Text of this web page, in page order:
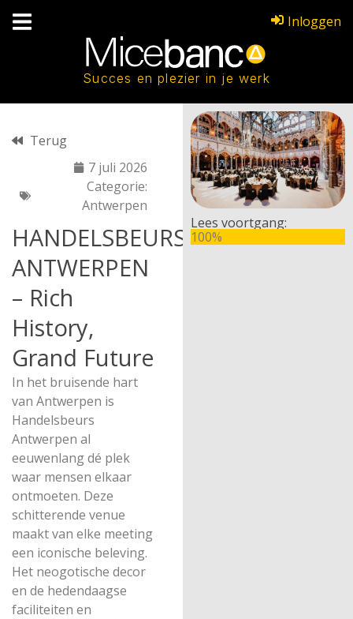
Inloggen
Succes en plezier in je werk
Terug
7 juli 2026
Categorie:
Antwerpen
HANDELSBEURS
ANTWERPEN
– Rich
History,
Grand Future
In het bruisende hart
van Antwerpen is
Handelsbeurs
Antwerpen al
eeuwenlang dé plek
waar mensen elkaar
ontmoeten. Deze
schitterende venue
maakt van elke meeting
een iconische beleving.
Het neogotische decor
en de hedendaagse
faciliteiten en
Lees voortgang:
100%